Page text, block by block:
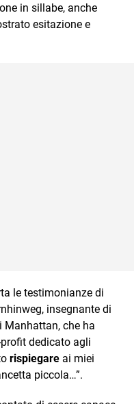
in sillabe, anche
esitazione e
le testimonianze di
insegnante di
Manhattan, che ha
dedicato agli
rispiegare ai miei
piccola…”.